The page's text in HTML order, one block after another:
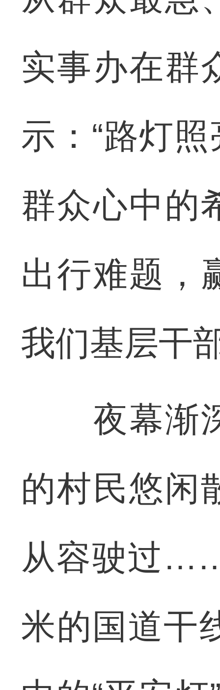
实事办在群
示：“路灯
群众心中的
出行难题，
我们基层干
夜幕渐深
的村民悠闲
从容驶过
米的国道干